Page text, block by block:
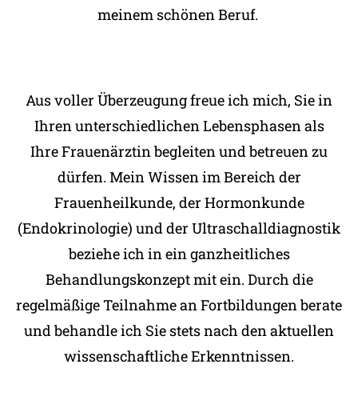
meinem schönen Beruf.
Aus voller Überzeugung freue ich mich, Sie in
Ihren unterschiedlichen Lebensphasen als
Ihre Frauenärztin begleiten und betreuen zu
dürfen. Mein Wissen im Bereich der
Frauenheilkunde, der Hormonkunde
(Endokrinologie) und der Ultraschalldiagnostik
beziehe ich in ein ganzheitliches
Behandlungskonzept mit ein. Durch die
regelmäßige Teilnahme an Fortbildungen berate
und behandle ich Sie stets nach den aktuellen
wissenschaftliche Erkenntnissen.